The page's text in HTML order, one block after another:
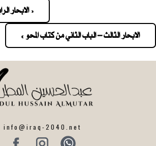
navigation
« الابحار
الابحار الثالث – الباب الثاني من كتاب المحو »
info@iraq-2040.net